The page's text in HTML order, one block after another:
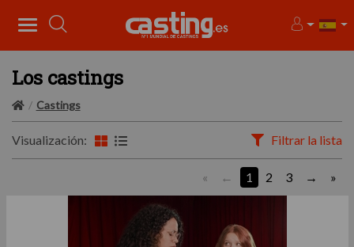
Los castings
Castings
Visualización: Filtrar la lista
« 1 2 3 »